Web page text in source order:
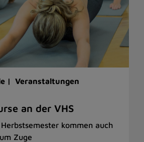
| Veranstaltungen
an der VHS
kommen auch
Zuge